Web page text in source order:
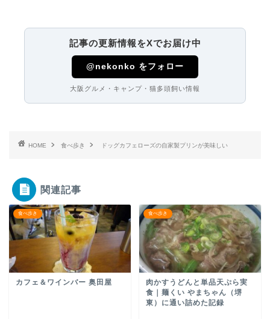
記事の更新情報をXでお届け中
@nekonko をフォロー
大阪グルメ・キャンプ・猫多頭飼い情報
HOME 食べ歩き ドッグカフェローズの自家製プリンが美味しい
関連記事
食べ歩き
カフェ＆ワインバー 奥田屋
食べ歩き
肉かすうどんと単品天ぷら実
食｜麺くい やまちゃん（堺
東）に通い詰めた記録